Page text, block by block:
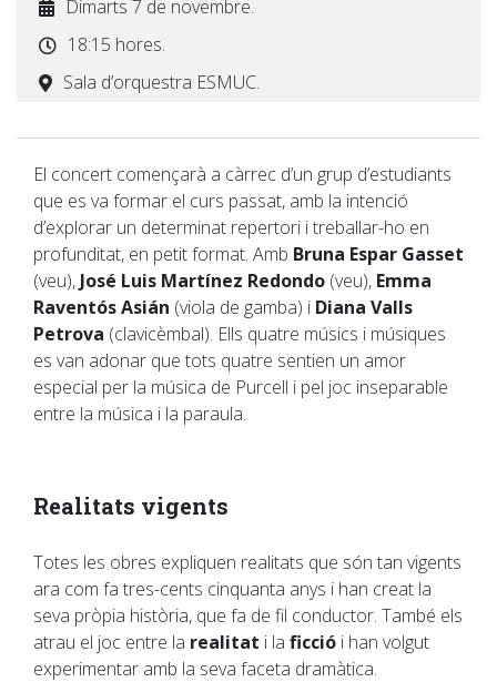
Dimarts 7 de novembre.
18:15 hores.
Sala d’orquestra ESMUC.
El concert començarà a càrrec d’un grup d’estudiants
que es va formar el curs passat, amb la intenció
d’explorar un determinat repertori i treballar-ho en
profunditat, en petit format. Amb Bruna Espar Gasset
(veu), José Luis Martínez Redondo (veu), Emma
Raventós Asián (viola de gamba) i Diana Valls
Petrova (clavicèmbal). Ells quatre músics i músiques
es van adonar que tots quatre sentien un amor
especial per la música de Purcell i pel joc inseparable
entre la música i la paraula.
Realitats vigents
Totes les obres expliquen realitats que són tan vigents
ara com fa tres-cents cinquanta anys i han creat la
seva pròpia història, que fa de fil conductor. També els
atrau el joc entre la realitat i la ficció i han volgut
experimentar amb la seva faceta dramàtica.